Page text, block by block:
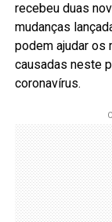
recebeu duas
mudanças
podem ajudar os
causadas neste
coronavírus.